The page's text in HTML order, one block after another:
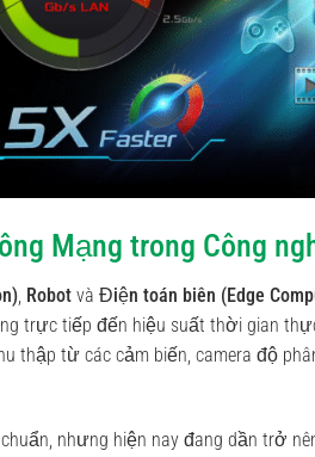
Mạng trong Công
, Robot và Điện toán biên (Edge
trực tiếp đến hiệu suất thời gian
từ các cảm biến, camera độ
nhưng hiện nay đang dần trở